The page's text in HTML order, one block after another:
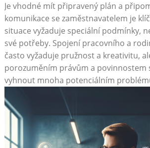
Je vhodné mít připravený plán a
komunikace se zaměstnavatelem ‍je
situace vyžaduje ⁢speciální⁢ podmínky,‌
‍své potřeby. Spojení pracovního⁣ a
často vyžaduje pružnost a kreativitu,
porozuměním právům⁤ a povinnostem
vyhnout mnoha potenciálním